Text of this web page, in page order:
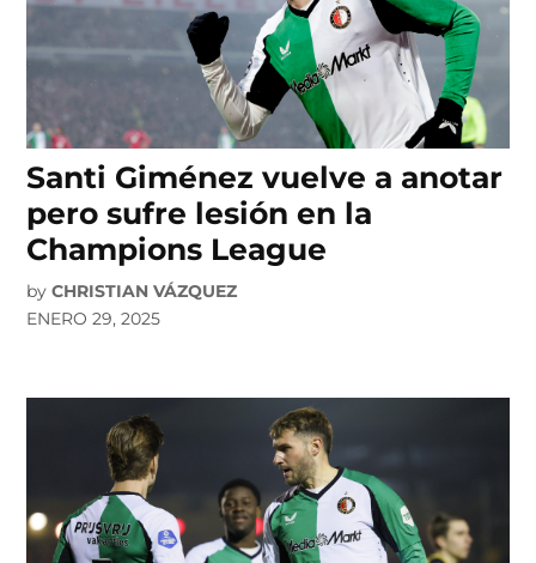
Santi Giménez vuelve a anotar
pero sufre lesión en la
Champions League
by CHRISTIAN VÁZQUEZ
ENERO 29, 2025